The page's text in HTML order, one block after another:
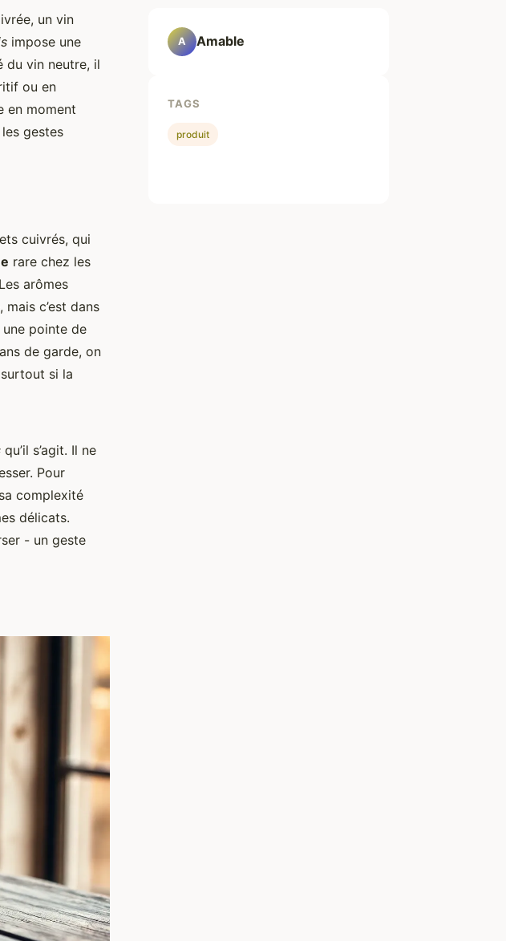
un vin
impose une
du vin neutre, il
ou en
en moment
gestes
cuivrés, qui
rare chez les
arômes
c’est dans
une pointe de
de garde, on
si la
qu’il s’agit. Il ne
Pour
complexité
délicats.
- un geste
A Amable
TAGS
produit